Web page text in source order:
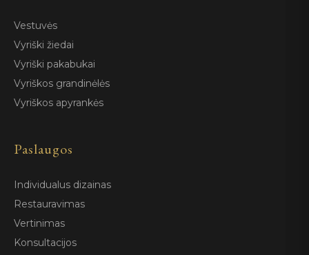
Vestuvės
Vyriški žiedai
Vyriški pakabukai
Vyriškos grandinėlės
Vyriškos apyrankės
Paslaugos
Individualus dizainas
Restauravimas
Vertinimas
Konsultacijos